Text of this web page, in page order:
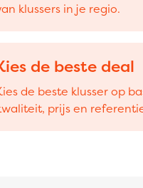
klussers in je regio.
de beste deal
de beste klusser op
prijs en